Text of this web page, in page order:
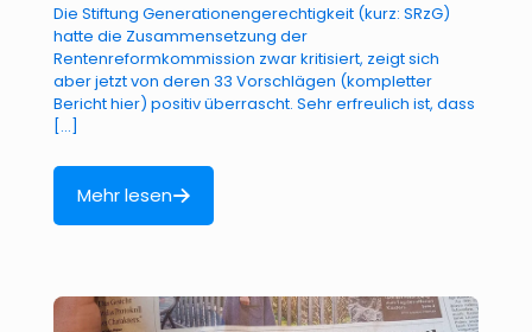
Die Stiftung Generationengerechtigkeit (kurz: SRzG)
hatte die Zusammensetzung der
Rentenreformkommission zwar kritisiert, zeigt sich
aber jetzt von deren 33 Vorschlägen (kompletter
Bericht hier) positiv überrascht. Sehr erfreulich ist, dass
[…]
Mehr lesen